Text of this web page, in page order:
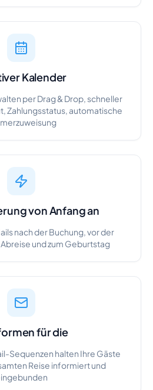
Kalender
per Drag & Drop, schneller
Zahlungsstatus, automatische
von Anfang an
nach der Buchung, vor der
und zum Geburtstag
für die
Sequenzen halten Ihre Gäste
Reise informiert und